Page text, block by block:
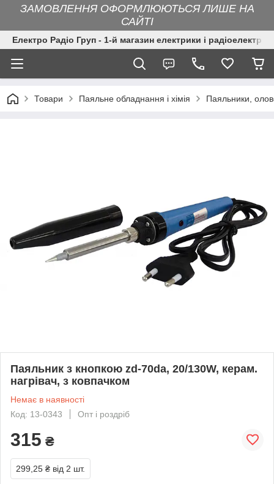
ЗАМОВЛЕННЯ ОФОРМЛЮЮТЬСЯ ЛИШЕ НА
САЙТІ
Електро Радіо Груп - 1-й магазин електрики і
Товари Паяльне обладнання і хімія Паяльники,
Паяльник з кнопкою zd-70da, 20/130W, керам.
нагрівач, з ковпачком
Немає в наявності
Код: 13-0343
Опт і роздріб
315 ₴
299,25 ₴ від 2 шт.